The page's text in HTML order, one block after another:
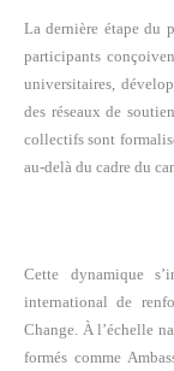
La dernière étape du
participants
universitaires,
des réseaux de
collectifs sont
au-delà du cadre du
Cette dynamique
international de
Change. À l’échelle
formés comme